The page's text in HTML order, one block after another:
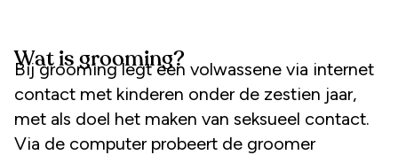
Wat is grooming?
Bij grooming legt een volwassene via internet
contact met kinderen onder de zestien jaar,
met als doel het maken van seksueel contact.
Via de computer probeert de groomer